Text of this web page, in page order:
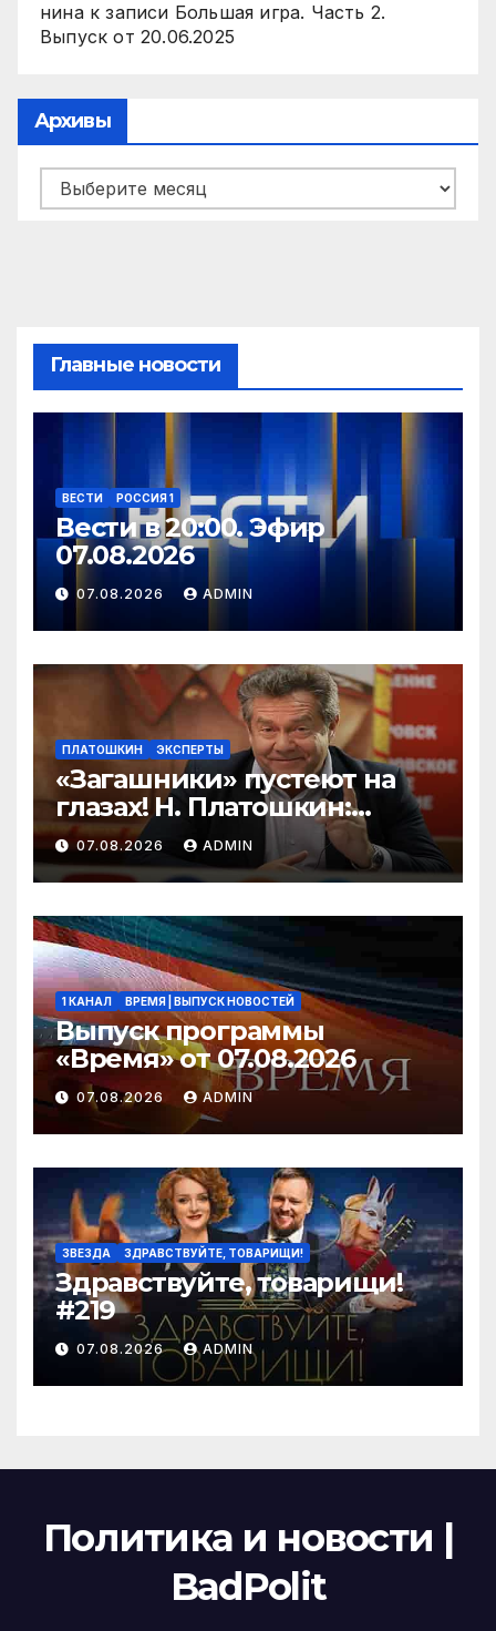
нинак записи Большая игра. Часть 2.
Выпуск от 20.06.2025
Архивы
Архивы
Главные новости
ВЕСТИ РОССИЯ 1
Вести в 20:00. Эфир
07.08.2026
07.08.2026 ADMIN
ПЛАТОШКИН ЭКСПЕРТЫ
«Загашники» пустеют на
глазах! Н. Платошкин:
посмотрите, что власть
скрывает за красивыми
отчётами!
07.08.2026 ADMIN
1 КАНАЛ ВРЕМЯ | ВЫПУСК НОВОСТЕЙ
Выпуск программы
«Время» от 07.08.2026
07.08.2026 ADMIN
ЗВЕЗДА ЗДРАВСТВУЙТЕ, ТОВАРИЩИ!
Здравствуйте, товарищи!
#219
07.08.2026 ADMIN
Политика и новости |
BadPolit